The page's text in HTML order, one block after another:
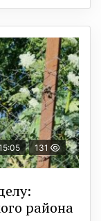
131
района